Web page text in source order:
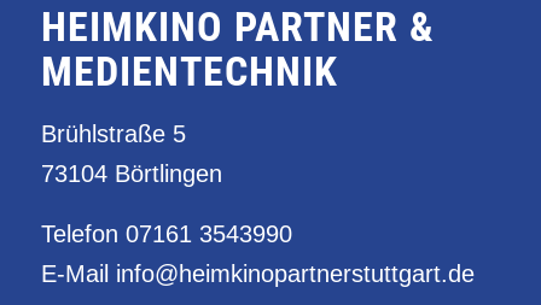
HEIMKINO PARTNER &
MEDIENTECHNIK
Brühlstraße 5
73104 Börtlingen
Telefon 07161 3543990
E-Mail info@heimkinopartnerstuttgart.de